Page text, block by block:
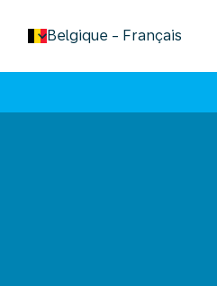
Belgique - Français
keyboard_arrow_down